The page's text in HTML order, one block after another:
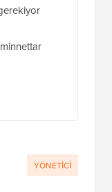
YÖNETICI